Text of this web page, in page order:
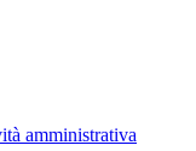
amministrativa